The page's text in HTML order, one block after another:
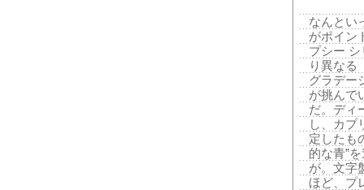
なんとい
がポイン
プシー シ
り異なる
グラデー
が挑んで
だ。ディ
し、カプ
定したも
的な青”
が。文字
ほど、プ